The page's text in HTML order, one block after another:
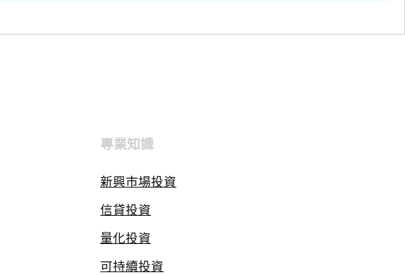
專業知識
新興市場投資
信貸投資
量化投資
可持續投資